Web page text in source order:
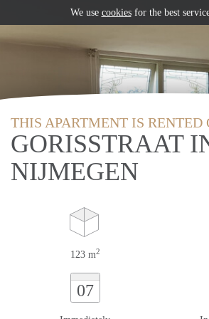
THIS APARTMENT IS RENTED
GORISSTRAAT
NIJMEGEN
123 m2
07
We use cookiesfor the best